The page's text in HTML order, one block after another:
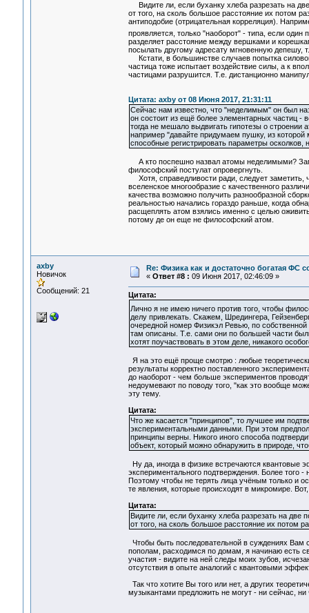
Видите ли, если буханку хлеба разрезать на
от того, на сколь большое расстояние их потом
антиподобие (отрицательная корреляция).
проявляется, только "наоборот" - типа, если
разделяет расстояние между вершками и
посылать другому адресату мгновенную депешу,
Кстати, в большинстве случаев попытка
частица тоже испытает воздействие силы, а к
частицами разрушится. Т.е. дистанционно
Цитата: axby от 08 Июня 2017, 21:31:11
Сейчас нам известно, что "неделимым" он был
он состоит из ещё более элементарных частиц -
тогда не мешало выдвигать гипотезы о строении
например "давайте придумаем пушку, из которой
способные регистрировать параметры осколков,
А кто поспешно назвал атомы неделимыми?
философский постулат опровергнуть.
Хотя, справедливости ради, следует заметить,
вселенское многообразие с качественного
качества возможно получить разнообразной
реальностью начались гораздо раньше, когда
расщеплять атом взялись именно с целью
потому де он еще не философский атом.
axby
Новичок
Сообщений: 21
Re: Физика как и достаточно богатая ФС
« Ответ #8 : 09 Июня 2017, 02:46:09 »
Цитата:
Лично я не имею ничего против того, чтобы
делу привлекать. Скажем, Шредингера,
очередной номер Физикэл Ревью, по
там описаны. Т.е. сами они по большей части
хотят поучаствовать в этом деле, никакого
Я на это ещё проще смотрю : любые
результаты корректно поставленного
до наоборот - чем больше экспериментов
недоумевают по поводу того, "как это вообще
эту тему.
Цитата:
Что же касается "принципов", то лучшее им
экспериментальными данными. При этом
принципы верны. Никого иного способа
объект, который можно обнаружить в природе,
Ну да, иногда в физике встречаются
экспериментального подтверждения. Более того
Поэтому чтобы не терять лица учёным только и
те явления, которые происходят в микромире.
Цитата:
Видите ли, если буханку хлеба разрезать на две
от того, на сколь большое расстояние их потом
Чтобы быть последовательной в суждениях Вам
пополам, расходимся по домам, я начинаю есть
участия - видите на ней следы моих зубов,
отсутствия в опыте аналогий с квантовыми
Так что хотите Вы того или нет, а других
музыкантами предложить не могут - ни сейчас, ни